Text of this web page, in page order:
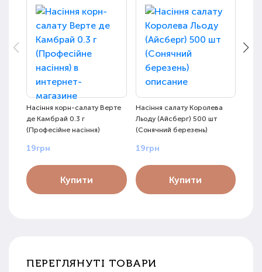
Насіння корн-салату Верте
де Камбрай 0.3 г
(Професійне насіння)
19грн
Купити
Насіння салату Королева
Льоду (Айсберг) 500 шт
(Сонячний березень)
19грн
Купити
ПЕРЕГЛЯНУТІ ТОВАРИ